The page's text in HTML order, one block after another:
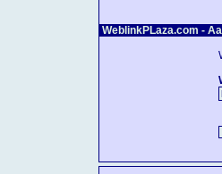
WeblinkPLaza.com -